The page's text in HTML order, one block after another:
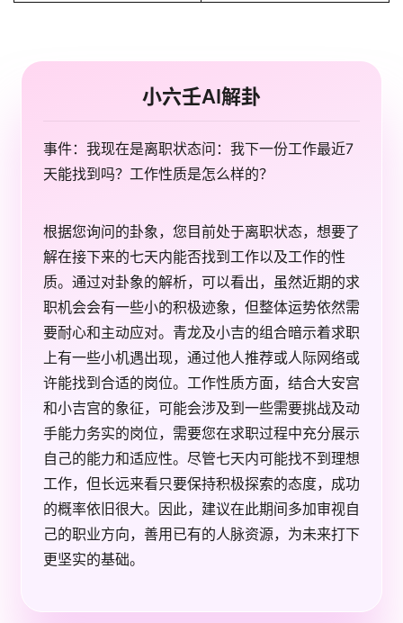
小六壬AI解卦
事件：我现在是离职状态问：我下一份工作最近7
天能找到吗？工作性质是怎么样的？
根据您询问的卦象，您目前处于离职状态，想要了
解在接下来的七天内能否找到工作以及工作的性
质。通过对卦象的解析，可以看出，虽然近期的求
职机会会有一些小的积极迹象，但整体运势依然需
要耐心和主动应对。青龙及小吉的组合暗示着求职
上有一些小机遇出现，通过他人推荐或人际网络或
许能找到合适的岗位。工作性质方面，结合大安宫
和小吉宫的象征，可能会涉及到一些需要挑战及动
手能力务实的岗位，需要您在求职过程中充分展示
自己的能力和适应性。尽管七天内可能找不到理想
工作，但长远来看只要保持积极探索的态度，成功
的概率依旧很大。因此，建议在此期间多加审视自
己的职业方向，善用已有的人脉资源，为未来打下
更坚实的基础。